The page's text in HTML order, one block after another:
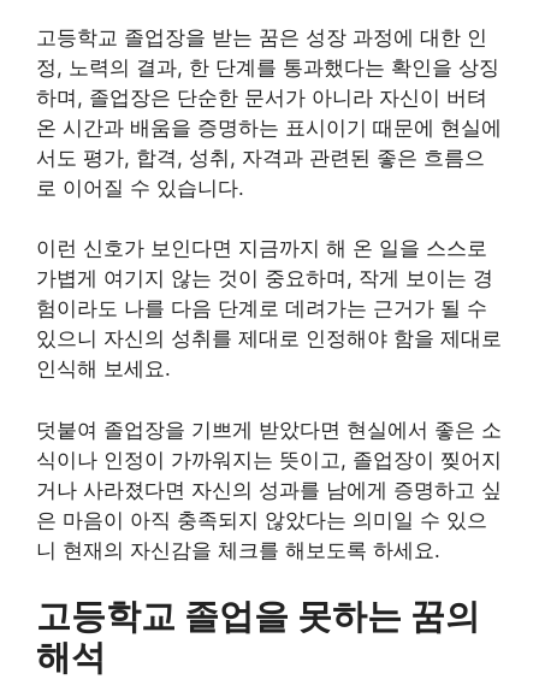
고등학교 졸업장을 받는 꿈은 성장 과정에 대한 인
정, 노력의 결과, 한 단계를 통과했다는 확인을 상징
하며, 졸업장은 단순한 문서가 아니라 자신이 버텨
온 시간과 배움을 증명하는 표시이기 때문에 현실에
서도 평가, 합격, 성취, 자격과 관련된 좋은 흐름으
로 이어질 수 있습니다.
이런 신호가 보인다면 지금까지 해 온 일을 스스로
가볍게 여기지 않는 것이 중요하며, 작게 보이는 경
험이라도 나를 다음 단계로 데려가는 근거가 될 수
있으니 자신의 성취를 제대로 인정해야 함을 제대로
인식해 보세요.
덧붙여 졸업장을 기쁘게 받았다면 현실에서 좋은 소
식이나 인정이 가까워지는 뜻이고, 졸업장이 찢어지
거나 사라졌다면 자신의 성과를 남에게 증명하고 싶
은 마음이 아직 충족되지 않았다는 의미일 수 있으
니 현재의 자신감을 체크를 해보도록 하세요.
고등학교 졸업을 못하는 꿈의
해석